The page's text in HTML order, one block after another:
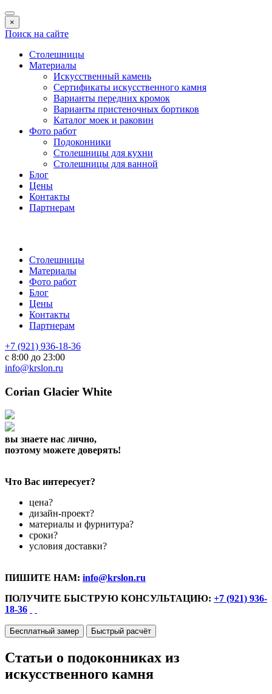
×
Поиск на сайте
Столешницы
Материалы
Искусственный камень
Сертификаты искусственного камня
Варианты передних кромок
Варианты пристеночных бортиков
Каталог моек и раковин
Фото работ
Подоконники
Столешницы для кухни
Столешницы для ванной
Блог
Цены
Контакты
Партнерам
Столешницы
Материалы
Фото работ
Блог
Цены
Контакты
Партнерам
+7 (921) 936-18-36
с 8:00 до 23:00
info@krslon.ru
Corian Glacier White
вы знаете нас лично,
поэтому можете доверять!
Что Вас интересует?
цена?
дизайн-проект?
материалы и фурнитура?
сроки?
условия доставки?
ПИШИТЕ НАМ: info@krslon.ru
ПОЛУЧИТЕ БЫСТРУЮ КОНСУЛЬТАЦИЮ: +7 (921) 936-
18-36
Бесплатный замер Быстрый расчёт
Статьи о подоконниках из
искусственного камня